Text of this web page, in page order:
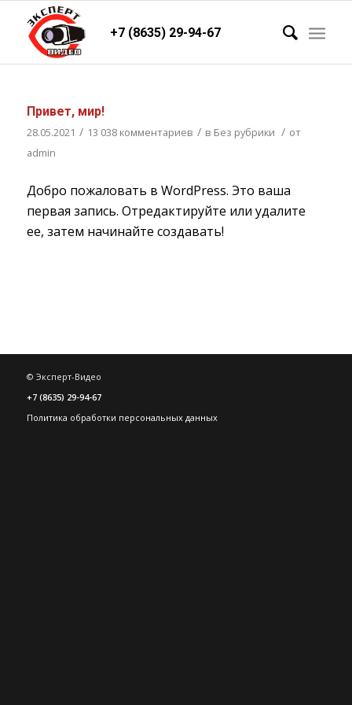
+7 (8635) 29-94-67
Привет, мир!
28.05.2021 / 13 038 комментариев / в Без рубрики / от
admin
Добро пожаловать в WordPress. Это ваша
первая запись. Отредактируйте или удалите
ее, затем начинайте создавать!
© Эксперт-Видео
+7 (8635) 29-94-67
Политика обработки персональных данных